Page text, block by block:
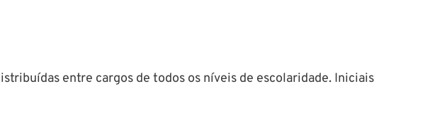
entre cargos de todos os níveis de escolaridade. Iniciais